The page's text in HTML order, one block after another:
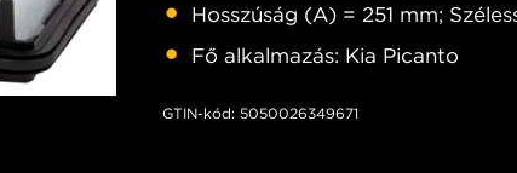
Hosszúság (A) = 251 mm;
Fő alkalmazás: Kia Picanto
GTIN-kód: 5050026349671